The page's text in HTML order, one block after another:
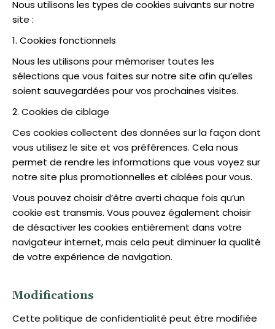
Nous utilisons les types de cookies suivants sur notre
site :
1. Cookies fonctionnels
Nous les utilisons pour mémoriser toutes les
sélections que vous faites sur notre site afin qu’elles
soient sauvegardées pour vos prochaines visites.
2. Cookies de ciblage
Ces cookies collectent des données sur la façon dont
vous utilisez le site et vos préférences. Cela nous
permet de rendre les informations que vous voyez sur
notre site plus promotionnelles et ciblées pour vous.
Vous pouvez choisir d’être averti chaque fois qu’un
cookie est transmis. Vous pouvez également choisir
de désactiver les cookies entièrement dans votre
navigateur internet, mais cela peut diminuer la qualité
de votre expérience de navigation.
Modifications
Cette politique de confidentialité peut être modifiée